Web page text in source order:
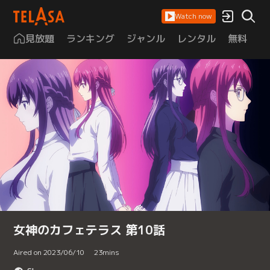
Watch now
見放題 ランキング ジャンル レンタル 無料
女神のカフェテラス 第10話
Aired on 2023/06/10 23mins